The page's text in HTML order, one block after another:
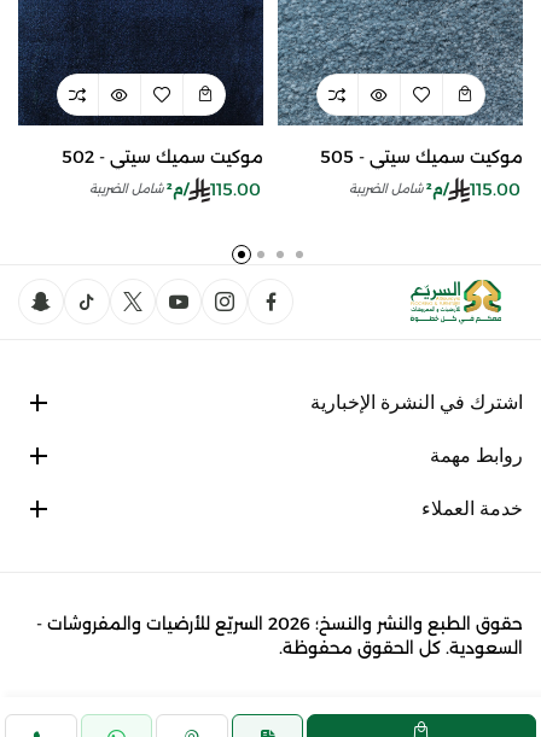
موكيت سميك سيتي - 502
115.00
/م² شامل الضريبة
موكيت سميك سيتي - 505
115.00
/م² شامل الضريبة
اشترك في النشرة الإخبارية
روابط مهمة
خدمة العملاء
حقوق الطبع والنشر والنسخ؛ 2026 السريّع للأرضيات والمفروشات -
السعودية. كل الحقوق محفوظة.